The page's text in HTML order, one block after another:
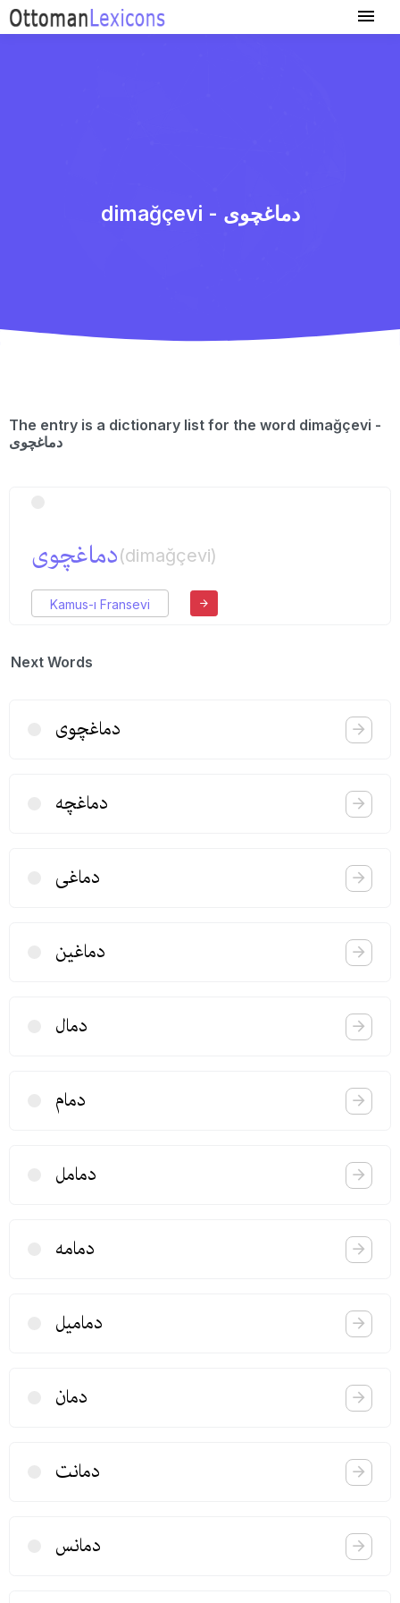
dimağçevi - دماغچوی
The entry is a dictionary list for the word dimağçevi -
دماغچوی
دماغچوی(dimağçevi)
Kamus-ı Fransevi
Next Words
دماغچوی
دماغچه
دماغی
دماغین
دمال
دمام
دمامل
دمامه
دمامیل
دمان
دمانت
دمانس